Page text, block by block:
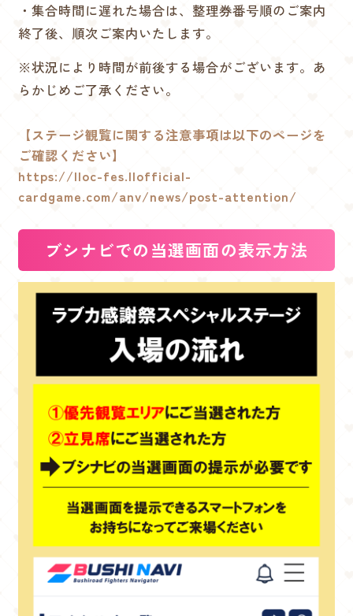
・集合時間に遅れた場合は、整理券番号順のご案内
終了後、順次ご案内いたします。
※状況により時間が前後する場合がございます。あ
らかじめご了承ください。
【ステージ観覧に関する注意事項は以下のページを
ご確認ください】
https://lloc-fes.llofficial-
cardgame.com/anv/news/post-attention/
ブシナビでの当選画面の表示方法